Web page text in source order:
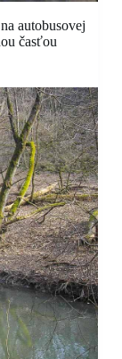
autobusovej
časťou